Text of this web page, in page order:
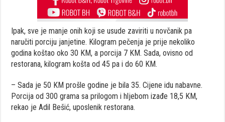
Ipak, sve je manje onih koji se usude zaviriti u novčanik pa
naručiti porciju janjetine. Kilogram pečenja je prije nekoliko
godina koštao oko 30 KM, a porcija 7 KM. Sada, ovisno od
restorana, kilogram košta od 45 pa i do 60 KM.
– Sada je 50 KM prošle godine je bila 35. Cijene idu nabavne.
Porcija od 300 grama sa prilogom i hljebom izađe 18,5 KM,
rekao je Adil Bešić, uposlenik restorana.